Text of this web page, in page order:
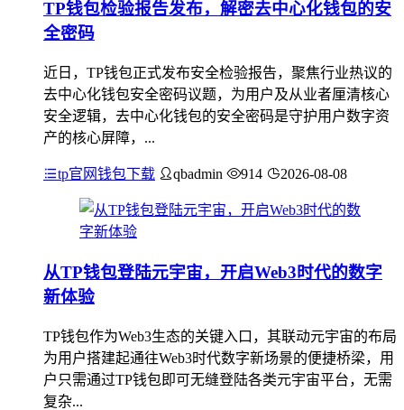
TP钱包检验报告发布，解密去中心化钱包的安
全密码
近日，TP钱包正式发布安全检验报告，聚焦行业热议的
去中心化钱包安全密码议题，为用户及从业者厘清核心
安全逻辑，去中心化钱包的安全密码是守护用户数字资
产的核心屏障，...
tp官网钱包下载 qbadmin 914 2026-08-08
从TP钱包登陆元宇宙，开启Web3时代的数字
新体验
TP钱包作为Web3生态的关键入口，其联动元宇宙的布局
为用户搭建起通往Web3时代数字新场景的便捷桥梁，用
户只需通过TP钱包即可无缝登陆各类元宇宙平台，无需
复杂...